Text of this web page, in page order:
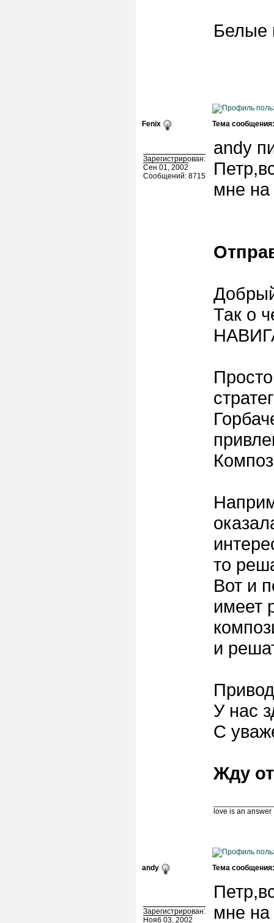
Белые
Fenix Тема сообщения:
Зарегистрирован:
Сен 01, 2002
Сообщений: 8715
andy
мне
Так о
то
Вот и
имеет
и
У нас
С
Жду
love is an answer
andy Тема сообщения:
Зарегистрирован:
Нояб 03, 2002
мне